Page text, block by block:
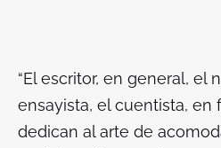
“El escritor, en general, el
ensayista, el cuentista, en
dedican al arte de